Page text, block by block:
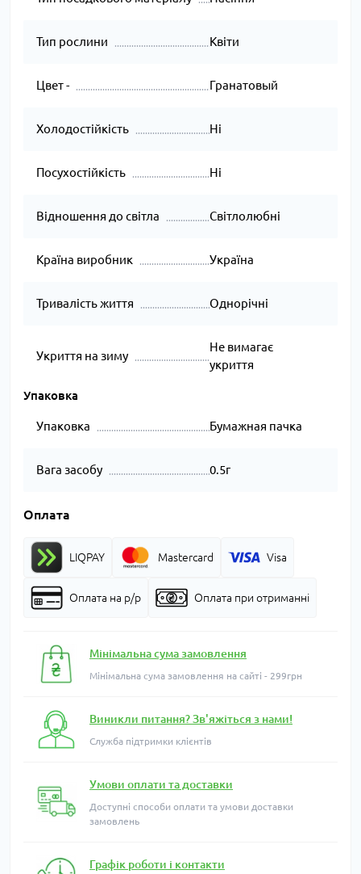
Тип рослини Квіти
Цвет - Гранатовый
Холодостійкість Ні
Посухостійкість Ні
Відношення до світла Світлолюбні
Країна виробник Україна
Тривалість життя Однорічні
Укриття на зиму
Не вимагає
укриття
Упаковка
Упаковка Бумажная пачка
Вага засобу 0.5г
Оплата
LIQPAY Mastercard Visa
Оплата на р/р Оплата при отриманні
Мінімальна сума замовлення
Мінімальна сума замовлення на сайті - 299грн
Виникли питання? Зв'яжіться з нами!
Служба підтримки клієнтів
Умови оплати та доставки
Доступні способи оплати та умови доставки
замовлень
Графік роботи і контакти